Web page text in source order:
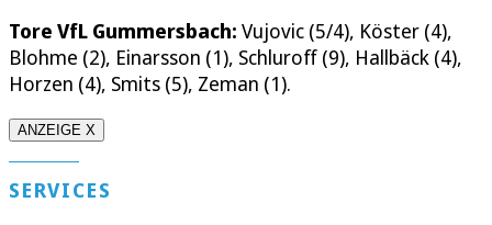
Tore VfL Gummersbach: Vujovic (5/4), Köster (4),
Blohme (2), Einarsson (1), Schluroff (9), Hallbäck (4),
Horzen (4), Smits (5), Zeman (1).
ANZEIGE X
SERVICES